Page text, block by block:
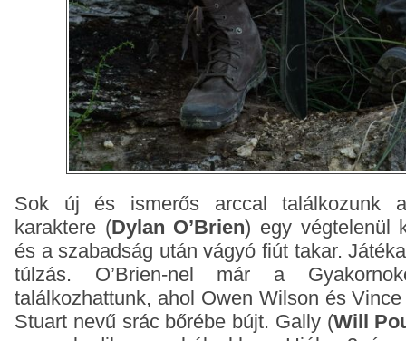
Sok új és ismerős arccal találkozunk
karaktere (Dylan O’Brien) egy végtelenül
és a szabadság után vágyó fiút takar.
túlzás. O’Brien-nel már a
találkozhattunk, ahol Owen Wilson és
Stuart nevű srác bőrébe bújt. Gally (Will